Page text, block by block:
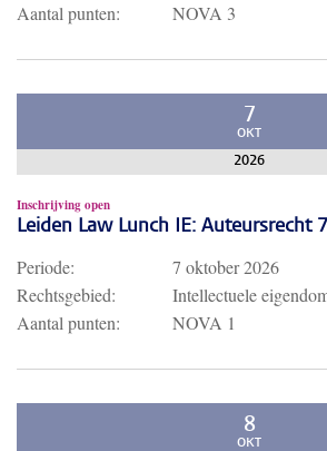
Aantal punten:
NOVA 3
7
OKT
2026
Inschrijving open
Leiden Law Lunch IE: Auteursrecht
Periode:
7 oktober 2026
Rechtsgebied:
Intellectuele
Aantal punten:
NOVA 1
8
OKT